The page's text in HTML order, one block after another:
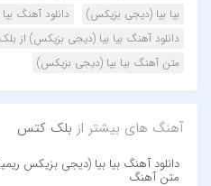
بیا بیا (دیجی بزیکس)
دانلود آهنگ
دانلود آهنگ بیا بیا (دیجی بزیکس) از
متن آهنگ بیا بیا (دیجی بزیکس)
آهنگ های بیشتر از بلک کتس
متن آهنگ